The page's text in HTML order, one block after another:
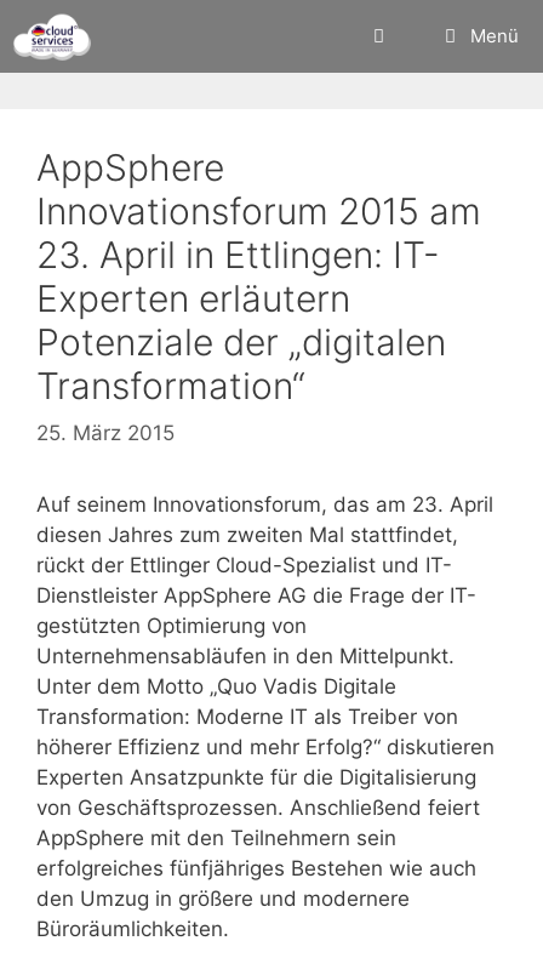
Inhalt
springen
Menü
AppSphere
Innovationsforum 2015 am
23. April in Ettlingen: IT-
Experten erläutern
Potenziale der „digitalen
Transformation“
25. März 2015
Auf seinem Innovationsforum, das am 23. April
diesen Jahres zum zweiten Mal stattfindet,
rückt der Ettlinger Cloud-Spezialist und IT-
Dienstleister AppSphere AG die Frage der IT-
gestützten Optimierung von
Unternehmensabläufen in den Mittelpunkt.
Unter dem Motto „Quo Vadis Digitale
Transformation: Moderne IT als Treiber von
höherer Effizienz und mehr Erfolg?“ diskutieren
Experten Ansatzpunkte für die Digitalisierung
von Geschäftsprozessen. Anschließend feiert
AppSphere mit den Teilnehmern sein
erfolgreiches fünfjähriges Bestehen wie auch
den Umzug in größere und modernere
Büroräumlichkeiten.